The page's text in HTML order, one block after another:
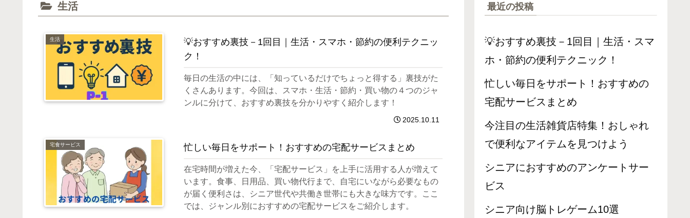
生活
生活
💡おすすめ裏技－1回目｜生活・スマホ・節約の便利テクニッ
ク！
毎日の生活の中には、「知っているだけでちょっと得する」裏技がた
くさんあります。今回は、スマホ・生活・節約・買い物の４つのジャ
ンルに分けて、おすすめ裏技を分かりやすく紹介します！
2025.10.11
宅食サービス 忙しい毎日をサポート！おすすめの宅配サービスまとめ
在宅時間が増えた今、「宅配サービス」を上手に活用する人が増えて
います。食事、日用品、買い物代行まで、自宅にいながら必要なもの
が届く便利さは、シニア世代や共働き世帯にも大きな味方です。ここ
では、ジャンル別におすすめの宅配サービスをご紹介します。
最近の投稿
💡おすすめ裏技－1回目｜生活・スマ
ホ・節約の便利テクニック！
忙しい毎日をサポート！おすすめの
宅配サービスまとめ
今注目の生活雑貨店特集！おしゃれ
で便利なアイテムを見つけよう
シニアにおすすめのアンケートサー
ビス
シニア向け脳トレゲーム10選